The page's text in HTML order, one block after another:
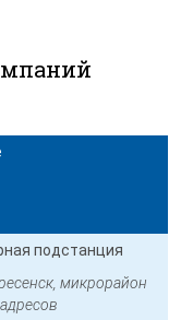
подстанция
микрорайон